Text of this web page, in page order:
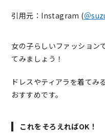
引用元：Instagram (＠
女の子らしいファッション
てみましょう！
ドレスやティアラを着てみ
おすすめです。
これをそろえればOK！